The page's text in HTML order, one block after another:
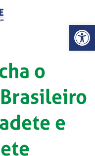
Abrir
o
e